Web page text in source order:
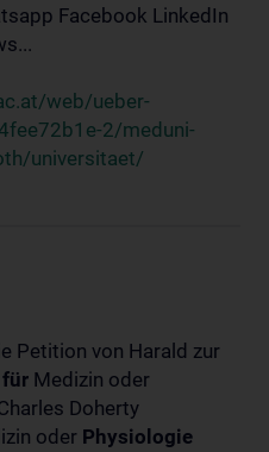
Facebook LinkedIn
web/ueber-
2/meduni-
universitaet/
Petition von Harald zur
für Medizin oder
Doherty
oder Physiologie